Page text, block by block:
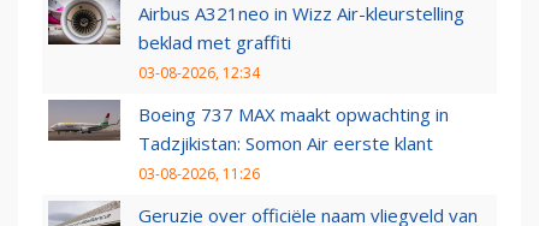
Airbus A321neo in Wizz Air-kleurstelling
beklad met graffiti
03-08-2026, 12:34
Boeing 737 MAX maakt opwachting in
Tadzjikistan: Somon Air eerste klant
03-08-2026, 11:26
Geruzie over officiële naam vliegveld van